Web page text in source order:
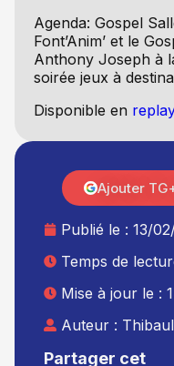
Agenda: Gospel
Font’Anim’ et le
Anthony Joseph à
soirée jeux à
Disponible en
Partager cet
Publié le : 13/
Temps de
Mise à jour le :
Auteur :
Ajouter